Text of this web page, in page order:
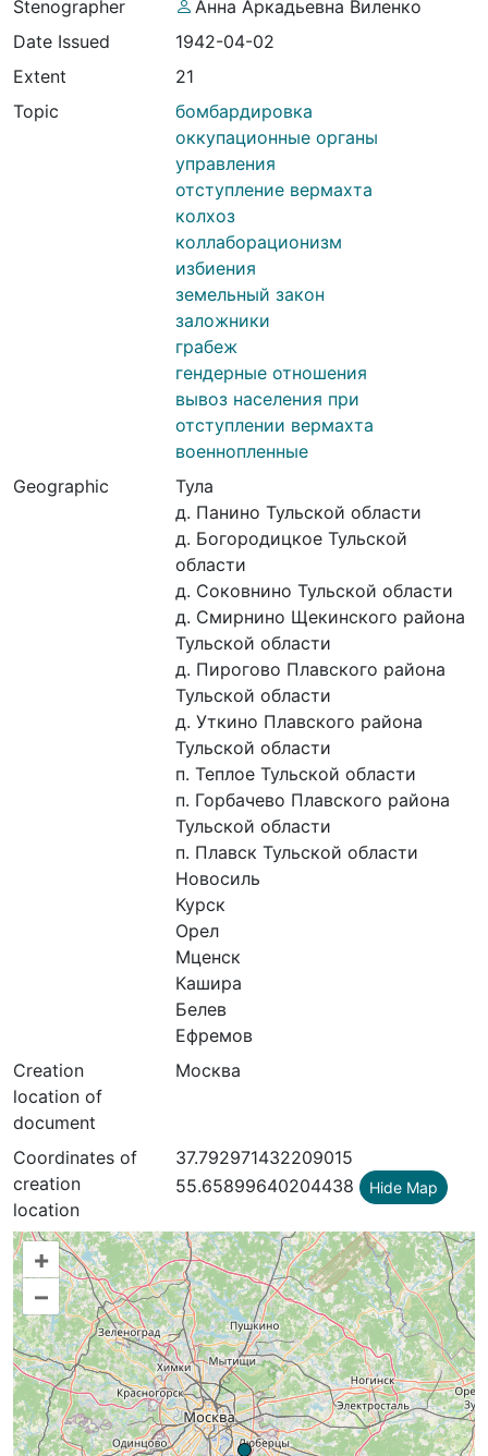
Stenographer
Анна Аркадьевна Виленко
Date Issued
1942-04-02
Extent
21
Topic
бомбардировка
оккупационные органы
управления
отступление вермахта
колхоз
коллаборационизм
избиения
земельный закон
заложники
грабеж
гендерные отношения
вывоз населения при
отступлении вермахта
военнопленные
Geographic
Тула
д. Панино Тульской области
д. Богородицкое Тульской
области
д. Соковнино Тульской области
д. Смирнино Щекинского района
Тульской области
д. Пирогово Плавского района
Тульской области
д. Уткино Плавского района
Тульской области
п. Теплое Тульской области
п. Горбачево Плавского района
Тульской области
п. Плавск Тульской области
Новосиль
Курск
Орел
Мценск
Кашира
Белев
Ефремов
Creation
location of
document
Москва
Coordinates of
creation
location
37.792971432209015
55.65899640204438 Hide Map
+
–